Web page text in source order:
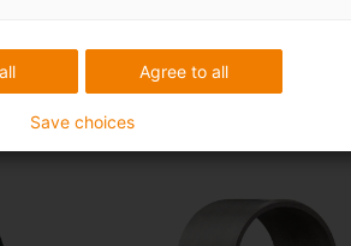
Agree to all
Save choices